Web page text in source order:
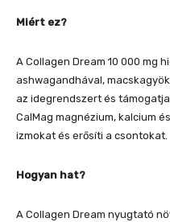
Miért ez?
A Collagen Dream 10 000 mg
ashwagandhával,
az idegrendszert és
CalMag magnézium, kalcium
izmokat és erősíti a csontokat.
Hogyan hat?
A Collagen Dream nyugtató